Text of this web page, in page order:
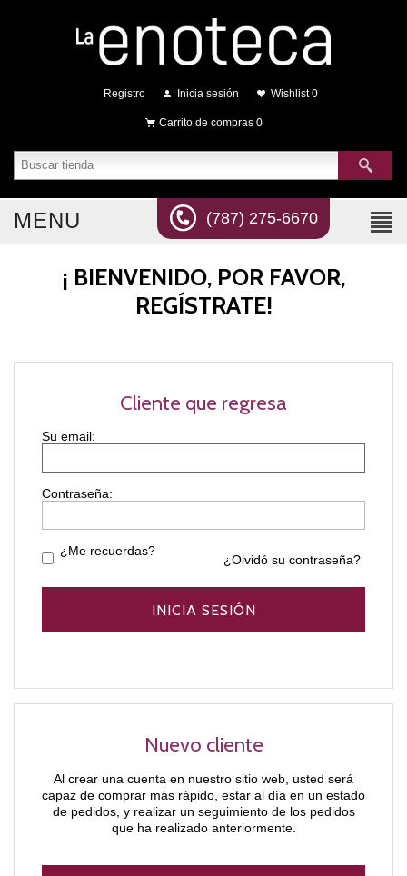
Registro Inicia sesión Wishlist 0
Carrito de compras 0
(787) 275-6670
MENU
¡ BIENVENIDO, POR FAVOR,
REGÍSTRATE!
Nuevo cliente
Al crear una cuenta en nuestro sitio web, usted será
capaz de comprar más rápido, estar al día en un estado
de pedidos, y realizar un seguimiento de los pedidos
que ha realizado anteriormente.
Cliente que regresa
Contraseña:
¿Me recuerdas?
¿Olvidó su contraseña?